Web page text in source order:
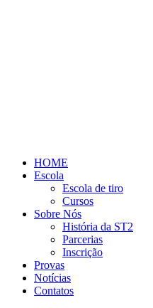
HOME
Escola
Escola de tiro
Cursos
Sobre Nós
História da ST2
Parcerias
Inscrição
Provas
Notícias
Contatos